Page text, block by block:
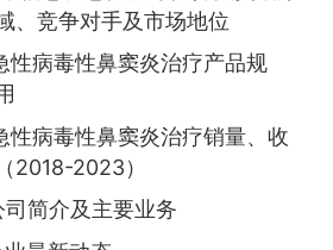
、竞争对手及市场地位
病毒性鼻窦炎治疗产品规
病毒性鼻窦炎治疗销量、收
2018-2023）
简介及主要业务